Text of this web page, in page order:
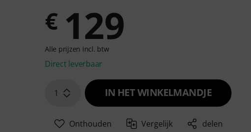
€ 129
Alle prijzen incl. btw
Direct leverbaar
1 IN HET WINKELMANDJE
Onthouden Vergelijk delen